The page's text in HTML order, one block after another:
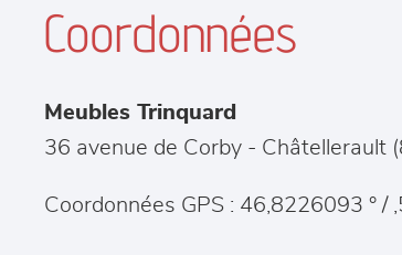
Coordonnées
Meubles Trinquard
36 avenue de Corby - Châtellerault (
Coordonnées GPS : 46,8226093 ° /